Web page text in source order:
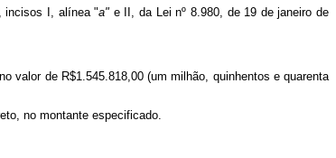
incisos I, alínea "a" e II, da Lei nº 8.980, de 19 de janeiro de
valor de R$1.545.818,00 (um milhão, quinhentos e quarenta
no montante especificado.